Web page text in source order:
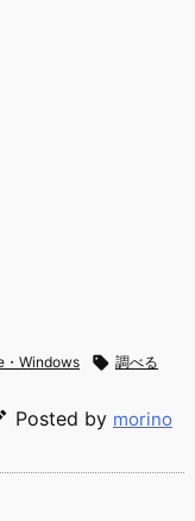
・Windows  調べる
Posted by morino